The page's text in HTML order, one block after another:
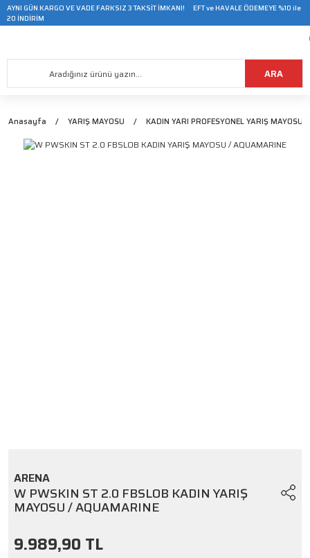
AYNI GÜN KARGO VE VADE FARKSIZ 3 TAKSİT İMKANI! EFT ve HAVALE ÖDEMEYE %10 ile
20 İNDİRİM
ARA
Anasayfa YARIŞ MAYOSU KADIN YARI PROFESYONEL YARIŞ MAYOSU
ARENA
W PWSKIN ST 2.0 FBSLOB KADIN YARIŞ
MAYOSU / AQUAMARINE
9.989,90 TL